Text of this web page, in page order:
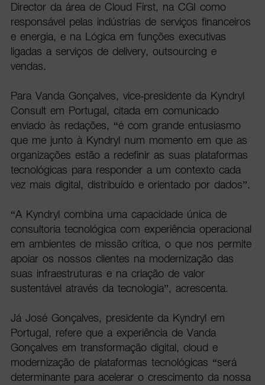
Director da área de Cloud First, na CGI como
responsável pelas indústrias de serviços financeiros
e energia, e na Lógica em funções executivas
ligadas a serviços de delivery, outsourcing e
vendas.
Para Vanda Gonçalves, vice-presidente da Kyndryl
Consult em Portugal, citada em comunicado
enviado às redações, “é com grande entusiasmo
que me junto à Kyndryl num momento em que as
organizações estão a redefinir as suas plataformas
tecnológicas para responder a um contexto cada
vez mais digital, distribuído e orientado por dados”.
“A Kyndryl combina uma capacidade única de
consultoria tecnológica com experiência operacional
em ambientes de missão crítica, o que nos permite
apoiar os nossos clientes na modernização das
suas infraestruturas e na criação de valor
sustentável através da tecnologia”, acrescenta.
Já José Gonçalves, presidente da Kyndryl em
Portugal, refere que a experiência de Vanda
Gonçalves em transformação digital, cloud e
modernização de plataformas tecnológicas “será
determinante para acelerar o crescimento da nossa